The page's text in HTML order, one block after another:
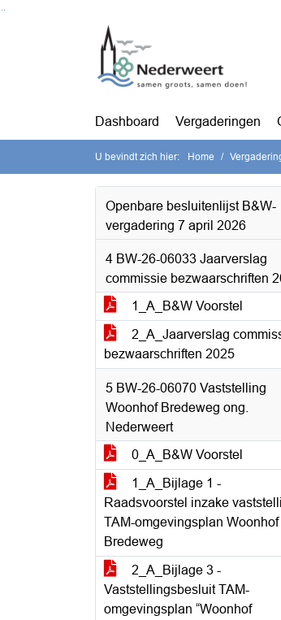
Dashboard Vergaderingen
U bevindt zich hier: Home
Openbare besluitenlijst B&W-
vergadering 7 april 2026
4 BW-26-06033 Jaarverslag
commissie bezwaarschriften
1_A_B&W Voorstel
2_A_Jaarverslag
bezwaarschriften 2025
5 BW-26-06070 Vaststelling
Woonhof Bredeweg ong.
Nederweert
0_A_B&W Voorstel
1_A_Bijlage 1 -
Raadsvoorstel inzake
TAM-omgevingsplan Woonhof
Bredeweg
2_A_Bijlage 3 -
Vaststellingsbesluit TAM-
omgevingsplan “Woonhof